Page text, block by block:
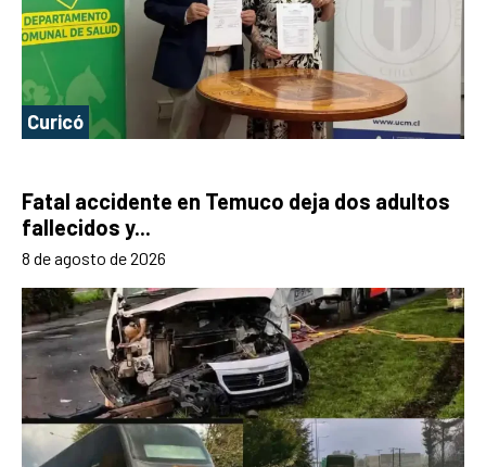
Curicó
Fatal accidente en Temuco deja dos adultos
fallecidos y...
8 de agosto de 2026